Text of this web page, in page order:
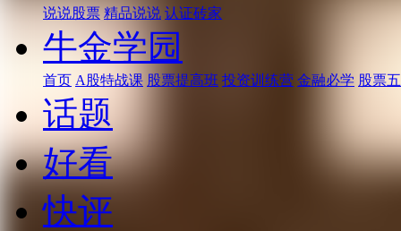
说说股票 精品说说 认证砖家
牛金学园
首页 A股特战课 股票提高班 投资训练营 金融必学 股票
话题
好看
快评